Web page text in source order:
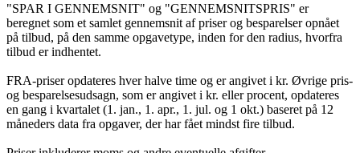
"SPAR I GENNEMSNIT" og "GENNEMSNITSPRIS" er
beregnet som et samlet gennemsnit af priser og besparelser opnået
på tilbud, på den samme opgavetype, inden for den radius, hvorfra
tilbud er indhentet.
FRA-priser opdateres hver halve time og er angivet i kr. Øvrige pris-
og besparelsesudsagn, som er angivet i kr. eller procent, opdateres
en gang i kvartalet (1. jan., 1. apr., 1. jul. og 1 okt.) baseret på 12
måneders data fra opgaver, der har fået mindst fire tilbud.